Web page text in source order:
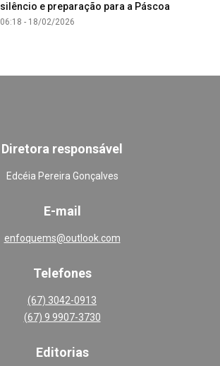
silêncio e preparação para a Páscoa
06:18 - 18/02/2026
Diretora responsável
Edcéia Pereira Gonçalves
E-mail
enfoquems@outlook.com
Telefones
(67) 3042-0913
(67) 9 9907-3730
Editorias